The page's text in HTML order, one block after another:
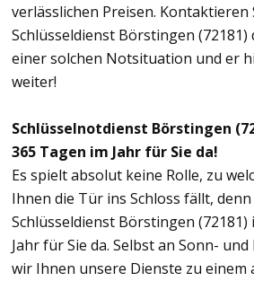
verlässlichen Preisen. Kontaktieren
Schlüsseldienst Börstingen (72181)
einer solchen Notsituation und er
weiter!
Schlüsselnotdienst Börstingen
365 Tagen im Jahr für Sie da!
Es spielt absolut keine Rolle, zu
Ihnen die Tür ins Schloss fällt,
Schlüsseldienst Börstingen (72181)
Jahr für Sie da. Selbst an Sonn-
wir Ihnen unsere Dienste zu